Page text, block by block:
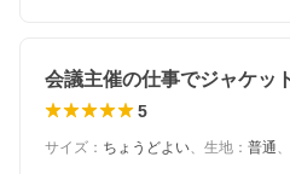
5
サイズ ： ちょうどよい、 生地 ： 普通、